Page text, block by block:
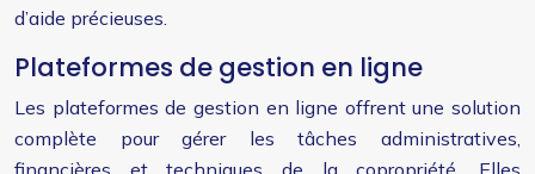
d’aide précieuses.
Plateformes de gestion en ligne
Les plateformes de gestion en ligne offrent une solution
complète pour gérer les tâches administratives,
financières et techniques de la copropriété. Elles